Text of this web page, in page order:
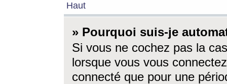
Haut
» Pourquoi suis-je
Si vous ne cochez pas la
lorsque vous vous
connecté que pour une